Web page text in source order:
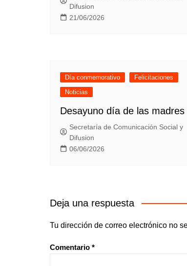
Difusion
21/06/2026
Día conmemorativo
Felicitaciones
Noticias
Desayuno día de las madres
Secretaría de Comunicación Social y
Difusion
06/06/2026
Deja una respuesta
Tu dirección de correo electrónico no
Comentario *